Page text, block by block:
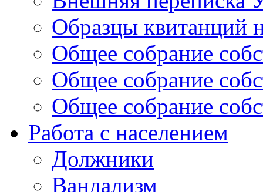
Образцы квитанций
Общее собрание
Общее собрание
Общее собрание
Работа с населением
Должники
Вандализм